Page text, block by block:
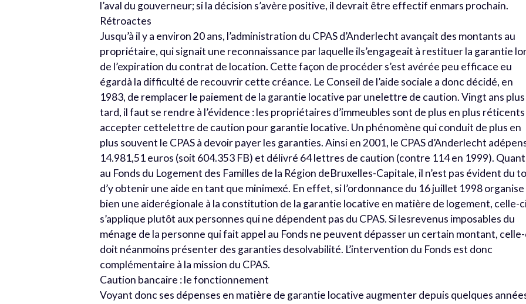
l’aval du gouverneur; si la décision s’avère positive, il devrait être effectif enmars prochain.
Rétroactes
Jusqu’à il y a environ 20 ans, l’administration du CPAS d’Anderlecht avançait des montants au
propriétaire, qui signait une reconnaissance par laquelle ils’engageait à restituer la garantie
de l’expiration du contrat de location. Cette façon de procéder s’est avérée peu efficace eu
égardà la difficulté de recouvrir cette créance. Le Conseil de l’aide sociale a donc décidé, en
1983, de remplacer le paiement de la garantie locative par unelettre de caution. Vingt ans plus
tard, il faut se rendre à l’évidence : les propriétaires d’immeubles sont de plus en plus réticents
accepter cettelettre de caution pour garantie locative. Un phénomène qui conduit de plus en
plus souvent le CPAS à devoir payer les garanties. Ainsi en 2001, le CPAS d’Anderlecht
14.981,51 euros (soit 604.353 FB) et délivré 64 lettres de caution (contre 114 en 1999). Quant
au Fonds du Logement des Familles de la Région deBruxelles-Capitale, il n’est pas évident du
d’y obtenir une aide en tant que minimexé. En effet, si l’ordonnance du 16 juillet 1998 organise
bien une aiderégionale à la constitution de la garantie locative en matière de logement, celle-
s’applique plutôt aux personnes qui ne dépendent pas du CPAS. Si lesrevenus imposables du
ménage de la personne qui fait appel au Fonds ne peuvent dépasser un certain montant,
doit néanmoins présenter des garanties desolvabilité. L’intervention du Fonds est donc
complémentaire à la mission du CPAS.
Caution bancaire : le fonctionnement
Voyant donc ses dépenses en matière de garantie locative augmenter depuis quelques